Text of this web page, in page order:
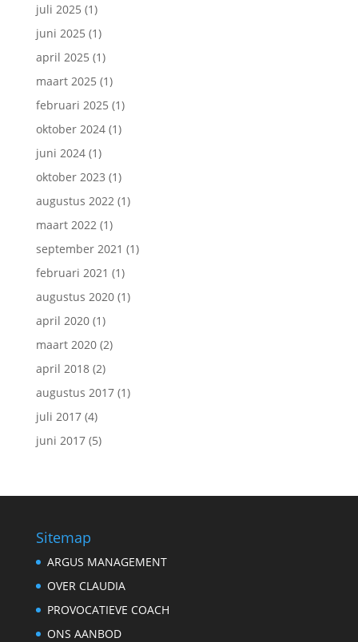
juli 2025 (1)
juni 2025 (1)
april 2025 (1)
maart 2025 (1)
februari 2025 (1)
oktober 2024(1)
juni 2024(1)
oktober 2023 (1)
augustus 2022 (1)
maart 2022 (1)
september 2021 (1)
februari 2021 (1)
augustus 2020(1)
april 2020(1)
maart 2020(2)
april 2018(2)
augustus 2017(1)
juli 2017(4)
juni 2017(5)
Sitemap
ARGUS MANAGEMENT
OVER CLAUDIA
PROVOCATIEVE COACH
ONS AANBOD